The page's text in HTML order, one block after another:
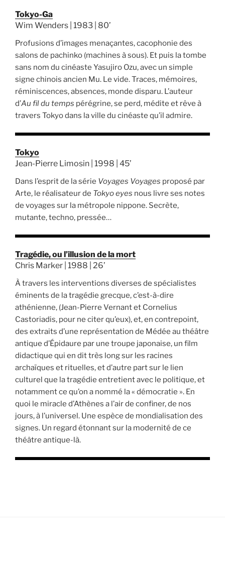
Tokyo-Ga
Wim Wenders | 1983 | 80’
Profusions d’images menaçantes, cacophonie des
salons de pachinko (machines à sous). Et puis la tombe
sans nom du cinéaste Yasujiro Ozu, avec un simple
signe chinois ancien Mu. Le vide. Traces, mémoires,
réminiscences, absences, monde disparu. L’auteur
d’Au fil du temps pérégrine, se perd, médite et rêve à
travers Tokyo dans la ville du cinéaste qu’il admire.
Tokyo
Jean-Pierre Limosin | 1998 | 45’
Dans l’esprit de la série Voyages Voyages proposé par
Arte, le réalisateur de Tokyo eyes nous livre ses notes
de voyages sur la métropole nippone. Secrète,
mutante, techno, pressée…
Tragédie, ou l’illusion de la mort
Chris Marker | 1988 | 26’
À travers les interventions diverses de spécialistes
éminents de la tragédie grecque, c’est-à-dire
athénienne, (Jean-Pierre Vernant et Cornelius
Castoriadis, pour ne citer qu’eux), et, en contrepoint,
des extraits d’une représentation de Médée au théâtre
antique d’Épidaure par une troupe japonaise, un film
didactique qui en dit très long sur les racines
archaïques et rituelles, et d’autre part sur le lien
culturel que la tragédie entretient avec le politique, et
notamment ce qu’on a nommé la « démocratie ». En
quoi le miracle d’Athènes a l’air de confiner, de nos
jours, à l’universel. Une espèce de mondialisation des
signes. Un regard étonnant sur la modernité de ce
théâtre antique-là.